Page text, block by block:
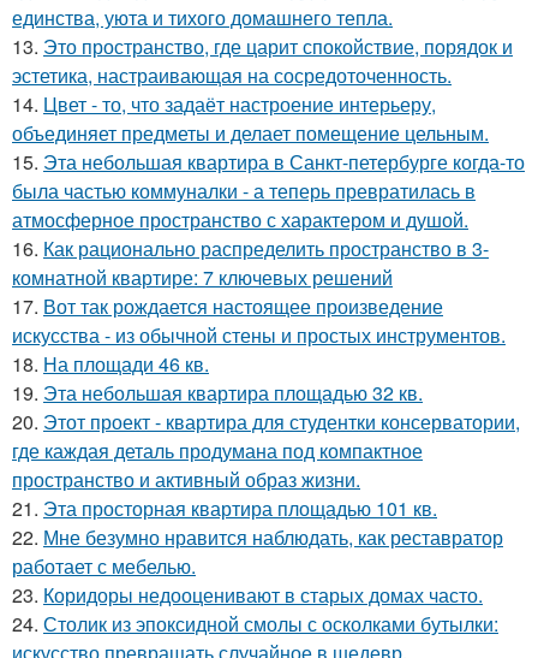
единства, уюта и тихого домашнего тепла.
13. Это пространство, где царит спокойствие, порядок и
эстетика, настраивающая на сосредоточенность.
14. Цвет - то, что задаёт настроение интерьеру,
объединяет предметы и делает помещение цельным.
15. Эта небольшая квартира в Санкт-петербурге когда-то
была частью коммуналки - а теперь превратилась в
атмосферное пространство с характером и душой.
16. Как рационально распределить пространство в 3-
комнатной квартире: 7 ключевых решений
17. Вот так рождается настоящее произведение
искусства - из обычной стены и простых инструментов.
18. На площади 46 кв.
19. Эта небольшая квартира площадью 32 кв.
20. Этот проект - квартира для студентки консерватории,
где каждая деталь продумана под компактное
пространство и активный образ жизни.
21. Эта просторная квартира площадью 101 кв.
22. Мне безумно нравится наблюдать, как реставратор
работает с мебелью.
23. Коридоры недооценивают в старых домах часто.
24. Столик из эпоксидной смолы с осколками бутылки:
искусство превращать случайное в шедевр.